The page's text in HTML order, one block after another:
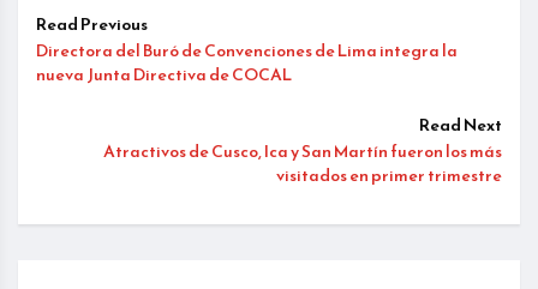
Read Previous
Directora del Buró de Convenciones de Lima integra la
nueva Junta Directiva de COCAL
Read Next
Atractivos de Cusco, Ica y San Martín fueron los más
visitados en primer trimestre